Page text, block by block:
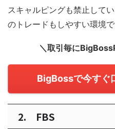
スキャルピングも禁止して
のトレードもしやすい環境で
＼取引毎に
BigBossで今すぐ
2. FBS